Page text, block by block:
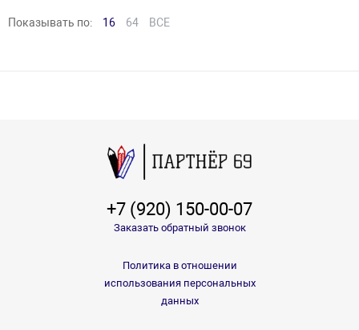
Показывать по: 16 64 ВСЕ
+7 (920) 150-00-07
Заказать обратный звонок
Политика в отношении
использования персональных
данных